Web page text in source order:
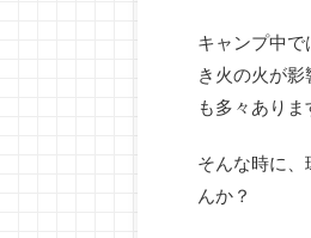
キャンプ中
き火の火が
も多々ありま
そんな時に
んか？